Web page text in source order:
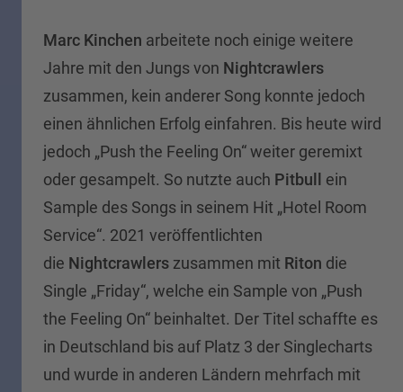
Marc Kinchen arbeitete noch einige weitere
Jahre mit den Jungs von Nightcrawlers
zusammen, kein anderer Song konnte jedoch
einen ähnlichen Erfolg einfahren. Bis heute wird
jedoch „Push the Feeling On“ weiter geremixt
oder gesampelt. So nutzte auch Pitbull
ein
Sample des Songs in seinem Hit „Hotel Room
Service“. 2021 veröffentlichten
die Nightcrawlers zusammen mit Riton die
Single „Friday“, welche ein Sample von „Push
the Feeling On“ beinhaltet. Der Titel schaffte es
in Deutschland bis auf Platz 3 der Singlecharts
und wurde in anderen Ländern mehrfach mit